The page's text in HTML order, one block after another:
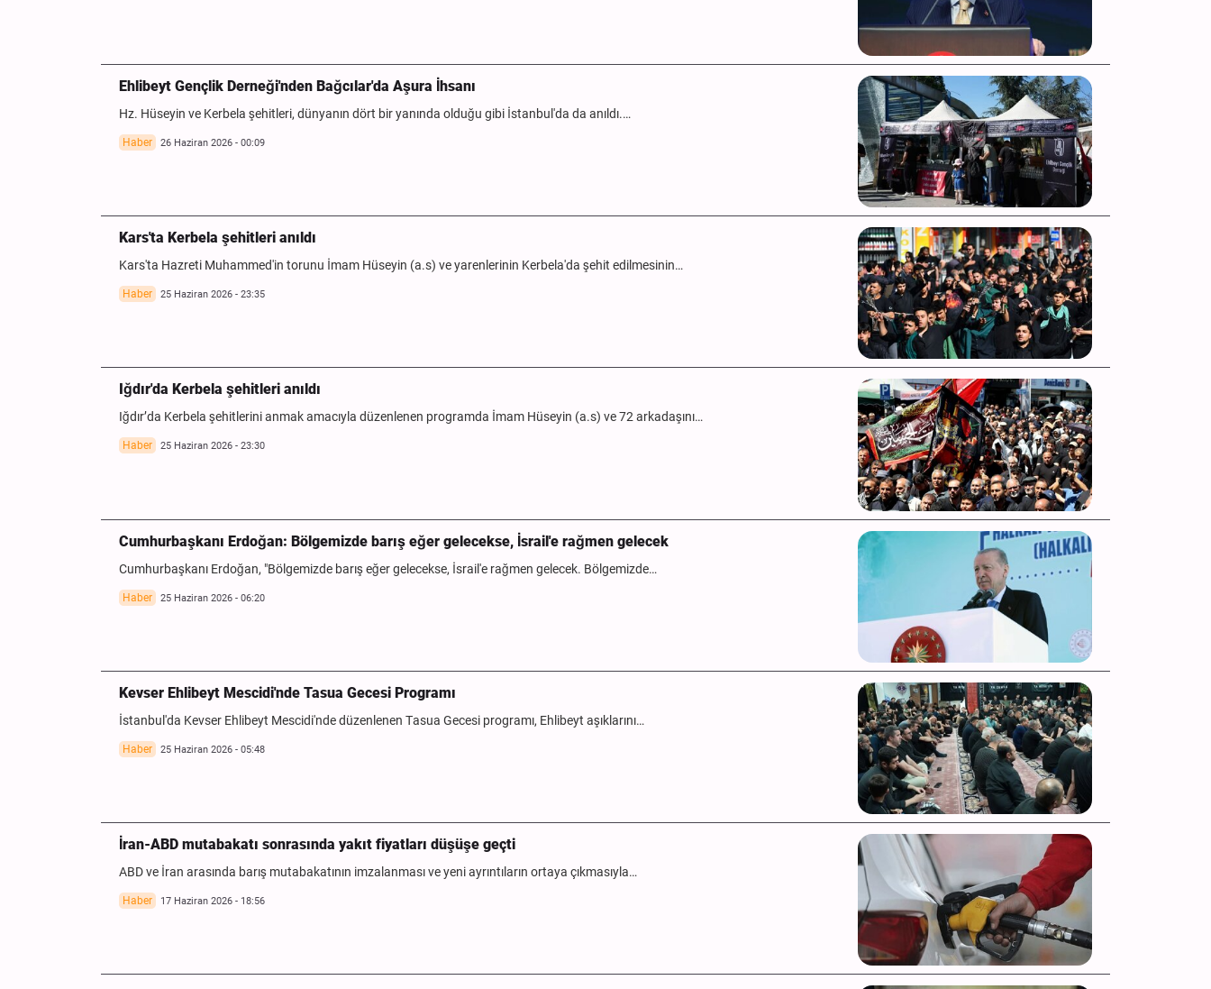
Ehlibeyt Gençlik Derneği'nden Bağcılar'da Aşura İhsanı
Hz. Hüseyin ve Kerbela şehitleri, dünyanın dört bir yanında olduğu gibi İstanbul'da da anıldı.…
Haber 26 Haziran 2026 - 00:09
Kars'ta Kerbela şehitleri anıldı
Kars'ta Hazreti Muhammed'in torunu İmam Hüseyin (a.s) ve yarenlerinin Kerbela'da şehit edilmesinin…
Haber 25 Haziran 2026 - 23:35
Iğdır'da Kerbela şehitleri anıldı
Iğdır’da Kerbela şehitlerini anmak amacıyla düzenlenen programda İmam Hüseyin (a.s) ve 72 arkadaşını…
Haber 25 Haziran 2026 - 23:30
Cumhurbaşkanı Erdoğan: Bölgemizde barış eğer gelecekse, İsrail'e rağmen gelecek
Cumhurbaşkanı Erdoğan, "Bölgemizde barış eğer gelecekse, İsrail'e rağmen gelecek. Bölgemizde…
Haber 25 Haziran 2026 - 06:20
Kevser Ehlibeyt Mescidi'nde Tasua Gecesi Programı
İstanbul'da Kevser Ehlibeyt Mescidi'nde düzenlenen Tasua Gecesi programı, Ehlibeyt aşıklarını…
Haber 25 Haziran 2026 - 05:48
İran-ABD mutabakatı sonrasında yakıt fiyatları düşüşe geçti
ABD ve İran arasında barış mutabakatının imzalanması ve yeni ayrıntıların ortaya çıkmasıyla…
Haber 17 Haziran 2026 - 18:56